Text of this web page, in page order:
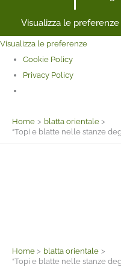
Visualizza le preferenze
Visualizza le preferenze
Cookie Policy
Privacy Policy
Home
blatta orientale
“Topi e blatte nelle stanze
Home
blatta orientale
“Topi e blatte nelle stanze